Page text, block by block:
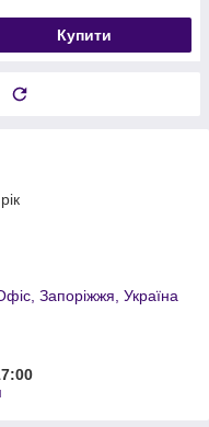
Купити
Запоріжжя, Україна